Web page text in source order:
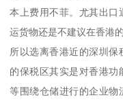
本上费用不菲。尤其出口
运货物还是不建议在香港的
所以选离香港近的深圳保
的保税区其实是对香港功
等围绕仓储进行的企业物